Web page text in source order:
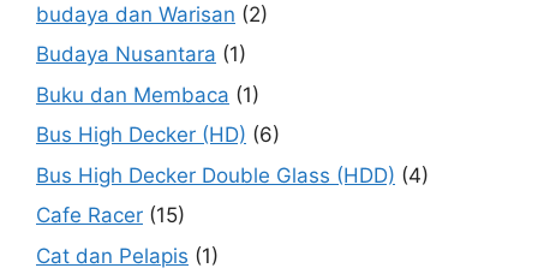
budaya dan Warisan (2)
Budaya Nusantara (1)
Buku dan Membaca (1)
Bus High Decker (HD) (6)
Bus High Decker Double Glass (HDD) (4)
Cafe Racer (15)
Cat dan Pelapis (1)